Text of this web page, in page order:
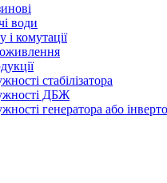
води
і комутації
стабілізатора
ДБЖ
генератора або